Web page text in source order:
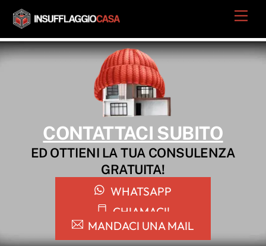
Skip
content
CONTATTACI SUBITO
ED OTTIENI LA TUA CONSULENZA
GRATUITA!
WHATSAPP
CHIAMACI!
MANDACI UNA MAIL